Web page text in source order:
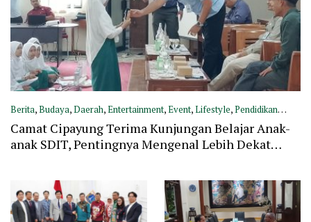
Berita,Budaya,Daerah,Entertainment,Event,Lifestyle,Pendidikan
August 14, 2025
Camat Cipayung Terima Kunjungan Belajar Anak-
anak SDIT, Pentingnya Mengenal Lebih Dekat